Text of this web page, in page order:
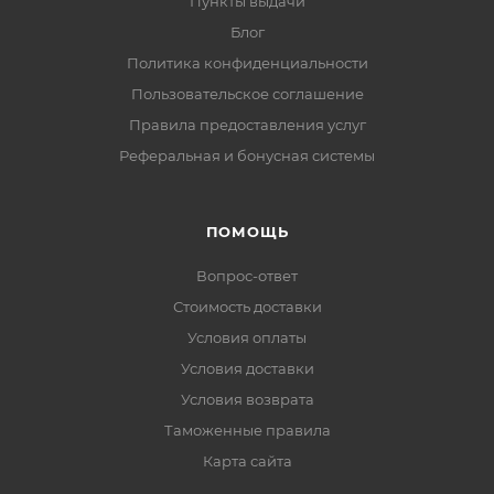
Блог
Политика конфиденциальности
Пользовательское соглашение
Правила предоставления услуг
Реферальная и бонусная системы
ПОМОЩЬ
Вопрос-ответ
Стоимость доставки
Условия оплаты
Условия доставки
Условия возврата
Таможенные правила
Карта сайта